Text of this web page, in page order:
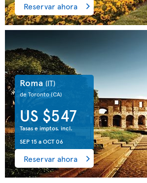
Reservar ahora
Roma (IT)
de Toronto(CA)
US $547
Tasas e imptos. incl.
SEP 15aOCT 06
Reservar ahora